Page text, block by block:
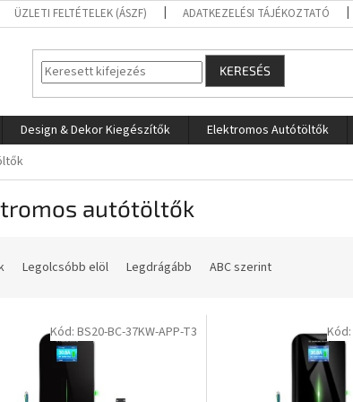
ÜZLETI FELTÉTELEK (ÁSZF) ADATKEZELÉSI TÁJÉKOZTATÓ
KERESÉS
Design & Dekor Kiegészítők Elektromos Autótöltők
autótöltők
Legolcsóbb elöl Legdrágább ABC szerint
Kód: BS20-BC-37KW-APP-T3 Kód: